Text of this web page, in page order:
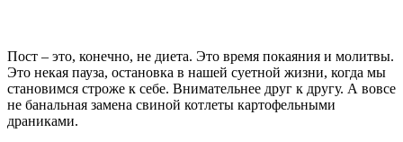
Пост – это, конечно, не диета. Это время покаяния и молитвы.
Это некая пауза, остановка в нашей суетной жизни, когда мы
становимся строже к себе. Внимательнее друг к другу. А вовсе
не банальная замена свиной котлеты картофельными
драниками.